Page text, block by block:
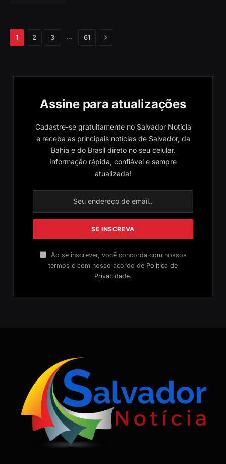
1 2 3 … 61 Próximo
Assine para atualizações
Cadastre-se gratuitamente no Salvador Notícia
e receba as principais notícias de Salvador, da
Bahia e do Brasil direto no seu celular.
Informação rápida, confiável e sempre
atualizada!
Ao se inscrever, você concorda com nossos
termos e com nosso acordo de Política de
Privacidade.